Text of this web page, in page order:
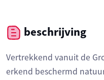
beschrijving
Vertrekkend vanuit de
erkend beschermd